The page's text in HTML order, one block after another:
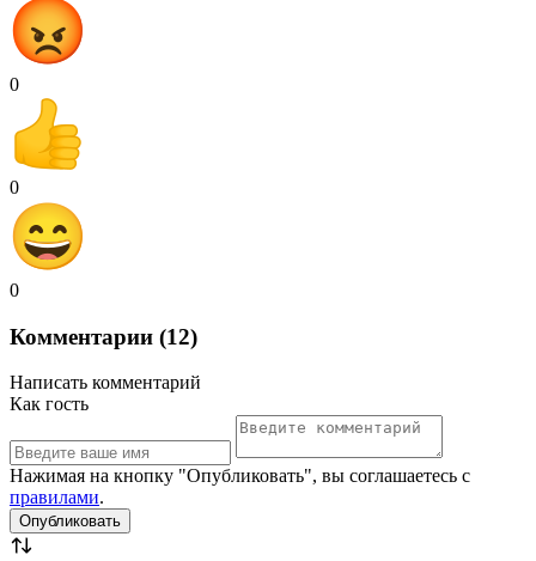
0
0
0
Комментарии (12)
Написать комментарий
Как гость
Нажимая на кнопку "Опубликовать", вы соглашаетесь с
правилами.